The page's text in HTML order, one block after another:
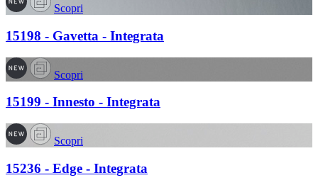
Scopri
15198 - Gavetta - Integrata
Scopri
15199 - Innesto - Integrata
Scopri
15236 - Edge - Integrata